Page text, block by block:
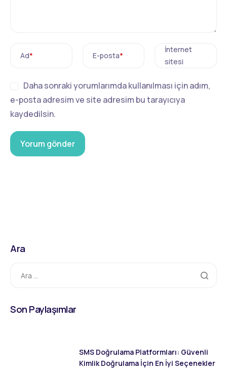
Ad* E-posta*
İnternet
sitesi
Daha sonraki yorumlarımda kullanılması için adım,
e-posta adresim ve site adresim bu tarayıcıya
kaydedilsin.
Ara
Son Paylaşımlar
SMS Doğrulama Platformları: Güvenli
Kimlik Doğrulama İçin En İyi Seçenekler